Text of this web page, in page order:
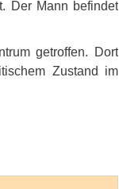
Der Mann befindet
getroffen. Dort
Zustand im